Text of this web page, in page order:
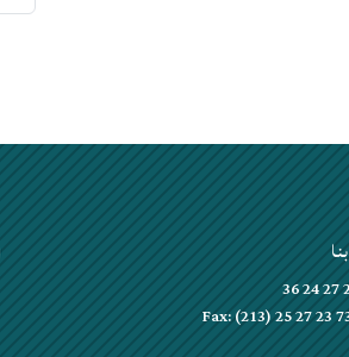
Fax: (213) 25 27 23